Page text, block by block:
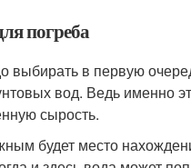
погреба
выбирать в первую
вод. Ведь именно
сырость.
будет место